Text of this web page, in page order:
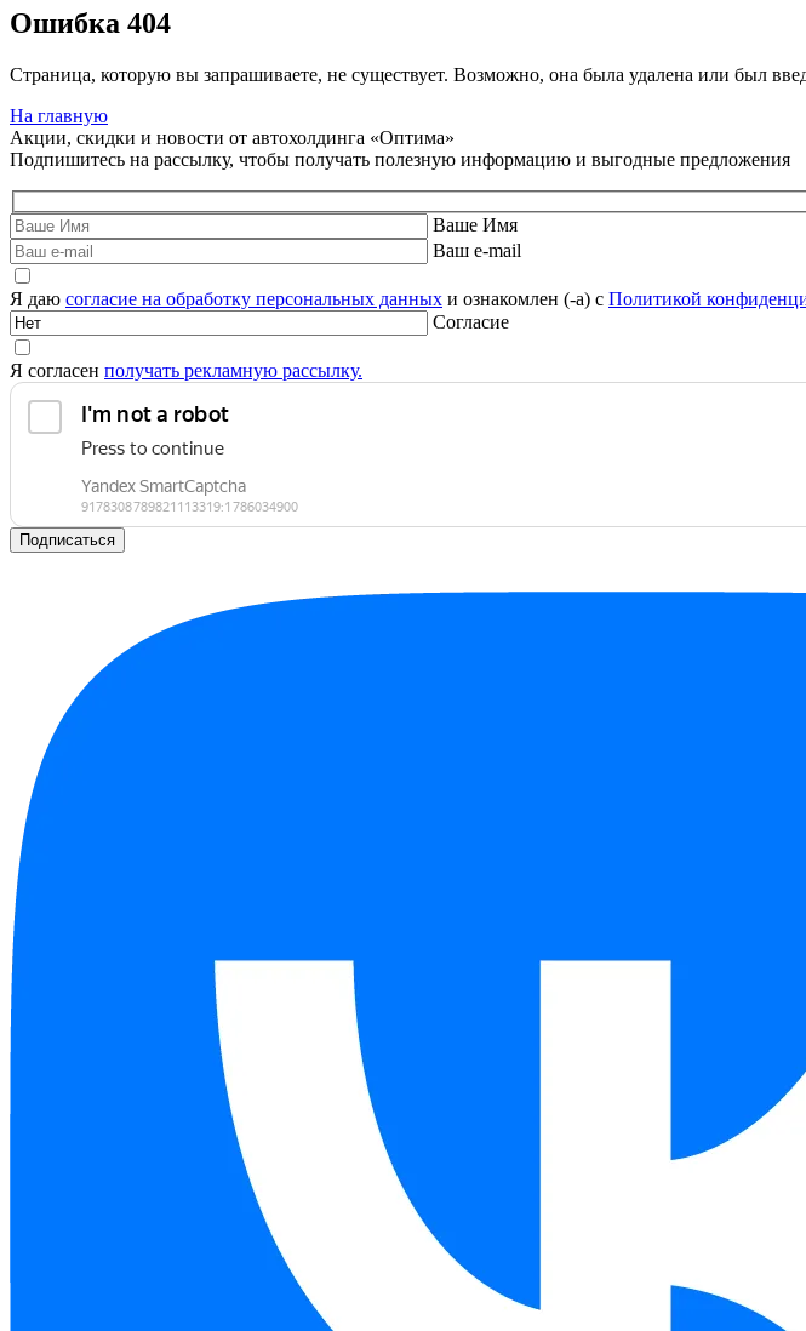
Ошибка 404
Страница, которую вы запрашиваете, не существует. Возможно, она была удалена или был
На главную
Акции, скидки и новости от автохолдинга «Оптима»
Подпишитесь на рассылку, чтобы получать полезную информацию и выгодные предложения
Ваше Имя
Ваш e-mail
Я даю согласие на обработку персональных данных и ознакомлен (-а) с Политикой
Согласие
Я согласен получать рекламную рассылку.